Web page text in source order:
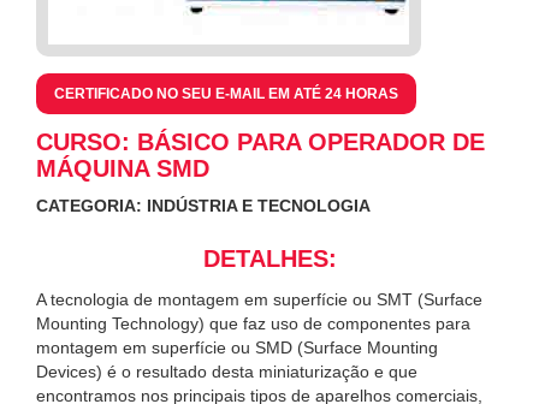
CERTIFICADO NO SEU E-MAIL EM ATÉ 24 HORAS
CURSO: BÁSICO PARA OPERADOR DE
MÁQUINA SMD
CATEGORIA: INDÚSTRIA E TECNOLOGIA
DETALHES:
A tecnologia de montagem em superfície ou SMT (Surface
Mounting Technology) que faz uso de componentes para
montagem em superfície ou SMD (Surface Mounting
Devices) é o resultado desta miniaturização e que
encontramos nos principais tipos de aparelhos comerciais,